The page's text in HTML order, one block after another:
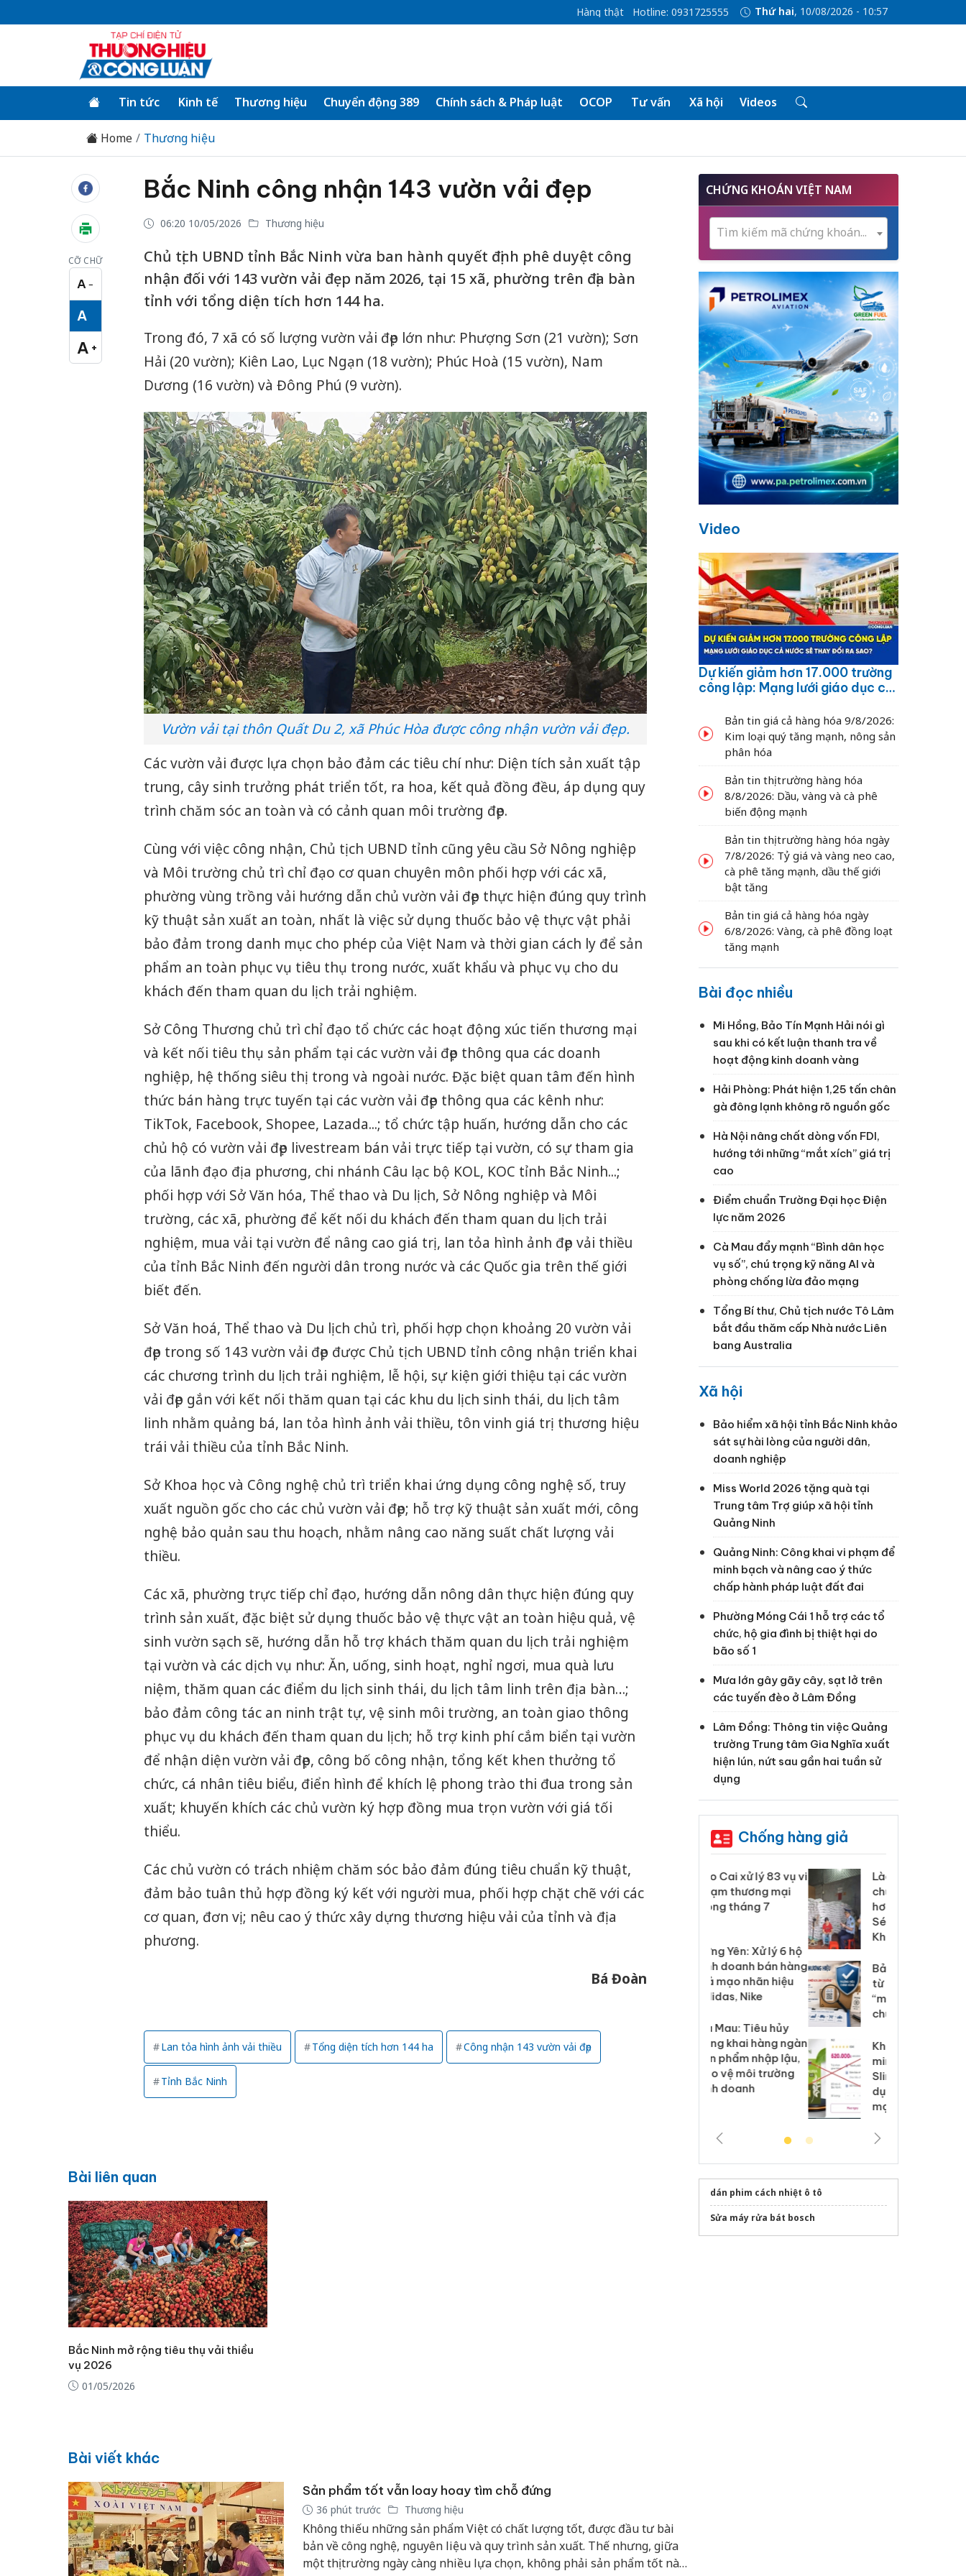
Hàng thật Hotline: 0931725555 Thứ hai, 10/08/2026 - 10:57
Tin tức Kinh tế Thương hiệu Chuyển động 389 Chính sách & Pháp luật OCOP Tư vấn Xã hội Videos
Home Thương hiệu
CỠ CHỮ
A −
Cỡ chữ nhỏ
A
Cỡ chữ vừa
A +
Cỡ chữ lớn
Bắc Ninh công nhận 143 vườn vải đẹp
06:20 10/05/2026 Thương hiệu
Chủ tịch UBND tỉnh Bắc Ninh vừa ban hành quyết định phê duyệt công
nhận đối với 143 vườn vải đẹp năm 2026, tại 15 xã, phường trên địa bàn
tỉnh với tổng diện tích hơn 144 ha.
Trong đó, 7 xã có số lượng vườn vải đẹp lớn như: Phượng Sơn (21 vườn); Sơn
Hải (20 vườn); Kiên Lao, Lục Ngạn (18 vườn); Phúc Hoà (15 vườn), Nam
Dương (16 vườn) và Đông Phú (9 vườn).
Vườn vải tại thôn Quất Du 2, xã Phúc Hòa được công nhận vườn vải đẹp.
Các vườn vải được lựa chọn bảo đảm các tiêu chí như: Diện tích sản xuất tập
trung, cây sinh trưởng phát triển tốt, ra hoa, kết quả đồng đều, áp dụng quy
trình chăm sóc an toàn và có cảnh quan môi trường đẹp.
Cùng với việc công nhận, Chủ tịch UBND tỉnh cũng yêu cầu Sở Nông nghiệp
và Môi trường chủ trì chỉ đạo cơ quan chuyên môn phối hợp với các xã,
phường vùng trồng vải hướng dẫn chủ vườn vải đẹp thực hiện đúng quy trình
kỹ thuật sản xuất an toàn, nhất là việc sử dụng thuốc bảo vệ thực vật phải
bảo đảm trong danh mục cho phép của Việt Nam và thời gian cách ly để sản
phẩm an toàn phục vụ tiêu thụ trong nước, xuất khẩu và phục vụ cho du
khách đến tham quan du lịch trải nghiệm.
Sở Công Thương chủ trì chỉ đạo tổ chức các hoạt động xúc tiến thương mại
và kết nối tiêu thụ sản phẩm tại các vườn vải đẹp thông qua các doanh
nghiệp, hệ thống siêu thị trong và ngoài nước. Đặc biệt quan tâm đến hình
thức bán hàng trực tuyến tại các vườn vải đẹp thông qua các kênh như:
TikTok, Facebook, Shopee, Lazada...; tổ chức tập huấn, hướng dẫn cho các
chủ hộ có vườn vải đẹp livestream bán vải trực tiếp tại vườn, có sự tham gia
của lãnh đạo địa phương, chi nhánh Câu lạc bộ KOL, KOC tỉnh Bắc Ninh...;
phối hợp với Sở Văn hóa, Thể thao và Du lịch, Sở Nông nghiệp và Môi
trường, các xã, phường để kết nối du khách đến tham quan du lịch trải
nghiệm, mua vải tại vườn để nâng cao giá trị, lan tỏa hình ảnh đẹp vải thiều
của tỉnh Bắc Ninh đến người dân trong nước và các Quốc gia trên thế giới
biết đến.
Sở Văn hoá, Thể thao và Du lịch chủ trì, phối hợp chọn khoảng 20 vườn vải
đẹp trong số 143 vườn vải đẹp được Chủ tịch UBND tỉnh công nhận triển khai
các chương trình du lịch trải nghiệm, lễ hội, sự kiện giới thiệu tại các vườn
vải đẹp gắn với kết nối thăm quan tại các khu du lịch sinh thái, du lịch tâm
linh nhằm quảng bá, lan tỏa hình ảnh vải thiều, tôn vinh giá trị thương hiệu
trái vải thiều của tỉnh Bắc Ninh.
Sở Khoa học và Công nghệ chủ trì triển khai ứng dụng công nghệ số, truy
xuất nguồn gốc cho các chủ vườn vải đẹp; hỗ trợ kỹ thuật sản xuất mới, công
nghệ bảo quản sau thu hoạch, nhằm nâng cao năng suất chất lượng vải
thiều.
Các xã, phường trực tiếp chỉ đạo, hướng dẫn nông dân thực hiện đúng quy
trình sản xuất, đặc biệt sử dụng thuốc bảo vệ thực vật an toàn hiệu quả, vệ
sinh vườn sạch sẽ, hướng dẫn hỗ trợ khách thăm quan du lịch trải nghiệm
tại vườn và các dịch vụ như: Ăn, uống, sinh hoạt, nghỉ ngơi, mua quà lưu
niệm, thăm quan các điểm du lịch sinh thái, du lịch tâm linh trên địa bàn…;
bảo đảm công tác an ninh trật tự, vệ sinh môi trường, an toàn giao thông
phục vụ du khách đến tham quan du lịch; hỗ trợ kinh phí cắm biển tại vườn
để nhận diện vườn vải đẹp, công bố công nhận, tổng kết khen thưởng tổ
chức, cá nhân tiêu biểu, điển hình để khích lệ phong trào thi đua trong sản
xuất; khuyến khích các chủ vườn ký hợp đồng mua trọn vườn với giá tối
thiểu.
Các chủ vườn có trách nhiệm chăm sóc bảo đảm đúng tiêu chuẩn kỹ thuật,
đảm bảo tuân thủ hợp đồng ký kết với người mua, phối hợp chặt chẽ với các
cơ quan, đơn vị; nêu cao ý thức xây dựng thương hiệu vải của tỉnh và địa
phương.
Bá Đoàn
Lan tỏa hình ảnh vải thiều Tổng diện tích hơn 144 ha Công nhận 143 vườn vải đẹp
Tỉnh Bắc Ninh
Bài liên quan
Bắc Ninh mở rộng tiêu thụ vải thiều
vụ 2026
01/05/2026
Bài viết khác
Sản phẩm tốt vẫn loay hoay tìm chỗ đứng
36 phút trước Thương hiệu
Không thiếu những sản phẩm Việt có chất lượng tốt, được đầu tư bài
bản về công nghệ, nguyên liệu và quy trình sản xuất. Thế nhưng, giữa
một thị trường ngày càng nhiều lựa chọn, không phải sản phẩm tốt nào
CHỨNG KHOÁN VIỆT NAM
Tìm kiếm mã chứng khoán...
Video
Dự kiến giảm hơn 17.000 trường
công lập: Mạng lưới giáo dục cả
Bản tin giá cả hàng hóa 9/8/2026:
Kim loại quý tăng mạnh, nông sản
phân hóa
Bản tin thị trường hàng hóa
8/8/2026: Dầu, vàng và cà phê
biến động mạnh
Bản tin thị trường hàng hóa ngày
7/8/2026: Tỷ giá và vàng neo cao,
cà phê tăng mạnh, dầu thế giới
bật tăng
Bản tin giá cả hàng hóa ngày
6/8/2026: Vàng, cà phê đồng loạt
tăng mạnh
Bài đọc nhiều
Mi Hồng, Bảo Tín Mạnh Hải nói gì
sau khi có kết luận thanh tra về
hoạt động kinh doanh vàng
Hải Phòng: Phát hiện 1,25 tấn chân
gà đông lạnh không rõ nguồn gốc
Hà Nội nâng chất dòng vốn FDI,
hướng tới những “mắt xích” giá trị
cao
Điểm chuẩn Trường Đại học Điện
lực năm 2026
Cà Mau đẩy mạnh “Bình dân học
vụ số”, chú trọng kỹ năng AI và
phòng chống lừa đảo mạng
Tổng Bí thư, Chủ tịch nước Tô Lâm
bắt đầu thăm cấp Nhà nước Liên
bang Australia
Xã hội
Bảo hiểm xã hội tỉnh Bắc Ninh khảo
sát sự hài lòng của người dân,
doanh nghiệp
Miss World 2026 tặng quà tại
Trung tâm Trợ giúp xã hội tỉnh
Quảng Ninh
Quảng Ninh: Công khai vi phạm để
minh bạch và nâng cao ý thức
chấp hành pháp luật đất đai
Phường Móng Cái 1 hỗ trợ các tổ
chức, hộ gia đình bị thiệt hại do
bão số 1
Mưa lớn gây gãy cây, sạt lở trên
các tuyến đèo ở Lâm Đồng
Lâm Đồng: Thông tin việc Quảng
trường Trung tâm Gia Nghĩa xuất
hiện lún, nứt sau gần hai tuần sử
dụng
Chống hàng giả
Lào Cai xử lý 83 vụ vi
phạm thương mại
giả mạo nhãn hiệu
Cà Mau: Tiêu hủy
sản phẩm nhập lậu,
Lào Cai: Khởi tố 2
chủ cơ sở làm giả
hơn 22 tấn gạo
Séng Cù Mường
Khương
Bảo vệ thương hiệu
từ gốc: Đừng để
“mất bò mới lo làm
chuồng”
Khẩn trương xác
minh, xử lý sản phẩm
Slimaura Care x3 sử
dụng giấy phép giả
dán phim cách nhiệt ô tô
Sửa máy rửa bát bosch